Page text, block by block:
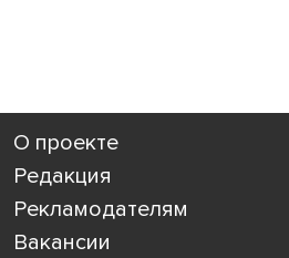
О проекте
Редакция
Рекламодателям
Вакансии